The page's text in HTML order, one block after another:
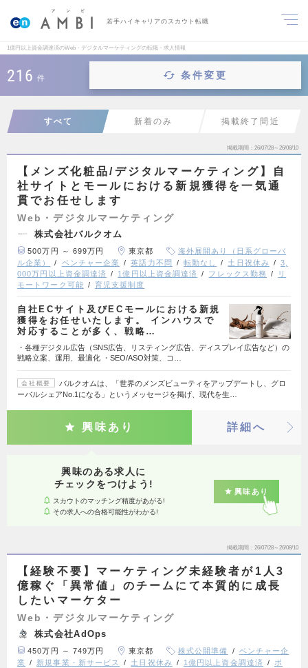
若手ハイキャリアのスカウト転職
1億円以上資金調達済のWeb・デジタルマーケティングの転職・求人情報
216 件 条件変更
すべて 新着のみ 掲載終了間近
掲載期間 26/07/28～26/08/10
【メンズ化粧品/デジタルマーケティング】自
社サイトとモールにおける新規獲得を一気通
貫でお任せします
Web・デジタルマーケティング
株式会社バルクオム
500万円 ～ 699万円 東京都
海外展開あり（日系グローバ
ル企業）
ベンチャー企業 英語力不問 転勤なし 土日祝休み
3,
000万円以上資金調達済
1億円以上資金調達済 フレックス勤務
リ
モートワーク可能
育児支援制度
自社ECサイト及びECモールにおける新規
獲得をお任せいたします。 インハウスで
対応することが多く、戦略…
・各種デジタル広告（SNS広告、リスティング広告、ディスプレイ広告など）の
戦略立案、運用、最適化 ・SEO/ASO対策、コ…
会社概要
バルクオムは、「世界のメンズビューティをアップデートし、グロ
ーバルシェアNo.1になる」というメッセージを掲げ、現代を生…
興味あり 詳細へ
興味のある求人に
チェックをつけよう!
スカウトのマッチング精度があがる!
その求人への合格可能性がわかる!
興味あり
掲載期間 26/07/28～26/08/10
【経験不要】マーケティング未経験者が1人3
億稼ぐ「異常値」のチームにて本質的に成長
したいマーケター
Web・デジタルマーケティング
株式会社AdOps
450万円 ～ 749万円 東京都 株式公開準備
ベンチャー企
業
新規事業・新サービス 土日祝休み 1億円以上資金調達済
ポ